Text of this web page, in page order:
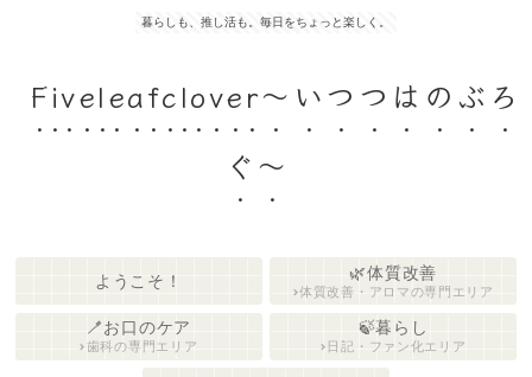
暮らしも、推し活も。毎日をちょっと楽しく。
Fiveleafclover〜いつつはのぶろ
ぐ〜
ようこそ！ 🌿体質改善
体質改善・アロマの専門エリア
🪥お口のケア
歯科の専門エリア
🍃暮らし
日記・ファン化エリア